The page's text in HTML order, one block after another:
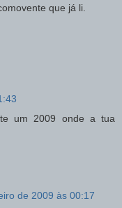
que já li.
um 2009 onde a tua
de 2009 às 00:17